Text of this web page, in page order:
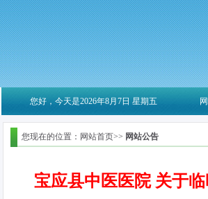
您好，今天是2026年8月7日 星期五
您现在的位置：网站首页>> 网站公告
宝应县中医医院 关于